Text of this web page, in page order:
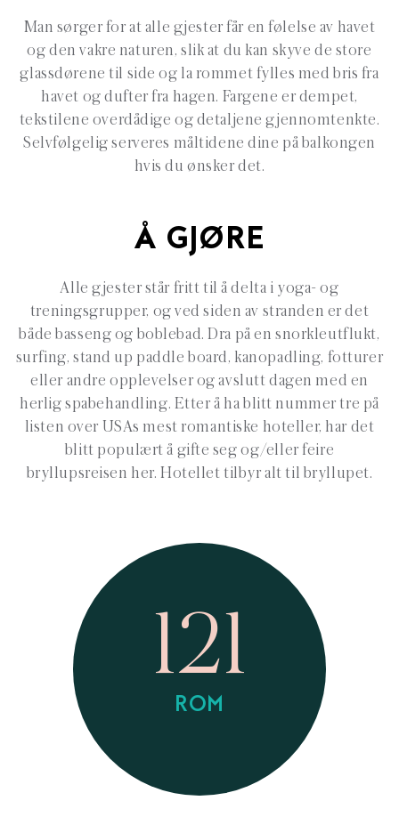
Man sørger for at alle gjester får en følelse av havet
og den vakre naturen, slik at du kan skyve de store
glassdørene til side og la rommet fylles med bris fra
havet og dufter fra hagen. Fargene er dempet,
tekstilene overdådige og detaljene gjennomtenkte.
Selvfølgelig serveres måltidene dine på balkongen
hvis du ønsker det.
Å GJØRE
Alle gjester står fritt til å delta i yoga- og
treningsgrupper, og ved siden av stranden er det
både basseng og boblebad. Dra på en snorkleutflukt,
surfing, stand up paddle board, kanopadling, fotturer
eller andre opplevelser og avslutt dagen med en
herlig spabehandling. Etter å ha blitt nummer tre på
listen over USAs mest romantiske hoteller, har det
blitt populært å gifte seg og/eller feire
bryllupsreisen her. Hotellet tilbyr alt til bryllupet.
121
ROM